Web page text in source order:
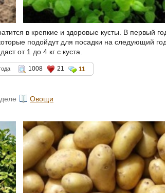
в крепкие и здоровые кусты. В первый
подойдут для посадки на следующий
от 1 до 4 кг с куста.
1008 21 11
Овощи